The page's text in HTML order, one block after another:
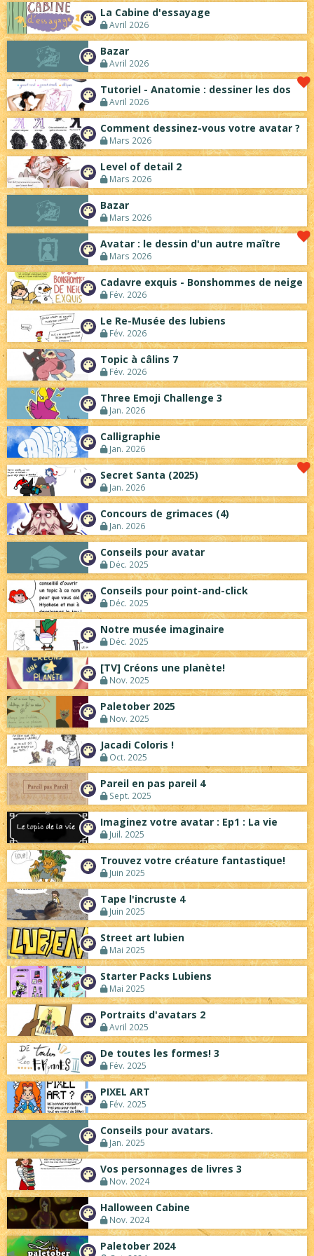
La Cabine d'essayage
Avril 2026
Bazar
Avril 2026
Tutoriel - Anatomie : dessiner les dos
Avril 2026
Comment dessinez-vous votre avatar ?
Mars 2026
Level of detail 2
Mars 2026
Bazar
Mars 2026
Avatar : le dessin d'un autre maître
Mars 2026
Cadavre exquis - Bonshommes de neige
Fév. 2026
Le Re-Musée des lubiens
Fév. 2026
Topic à câlins 7
Fév. 2026
Three Emoji Challenge 3
Jan. 2026
Calligraphie
Jan. 2026
Secret Santa (2025)
Jan. 2026
Concours de grimaces (4)
Jan. 2026
Conseils pour avatar
Déc. 2025
Conseils pour point-and-click
Déc. 2025
Notre musée imaginaire
Déc. 2025
[TV] Créons une planète!
Nov. 2025
Paletober 2025
Nov. 2025
Jacadi Coloris !
Oct. 2025
Pareil en pas pareil 4
Sept. 2025
Imaginez votre avatar : Ep1 : La vie
Juil. 2025
Trouvez votre créature fantastique!
Juin 2025
Tape l'incruste 4
Juin 2025
Street art lubien
Mai 2025
Starter Packs Lubiens
Mai 2025
Portraits d'avatars 2
Avril 2025
De toutes les formes! 3
Fév. 2025
PIXEL ART
Fév. 2025
Conseils pour avatars.
Jan. 2025
Vos personnages de livres 3
Nov. 2024
Halloween Cabine
Nov. 2024
Paletober 2024
Beyond the cliff (suite)
NEW
Le Jeu du Trône II - Après l'explosion NEW
Le Jeu du Trône - Généalogie NEW